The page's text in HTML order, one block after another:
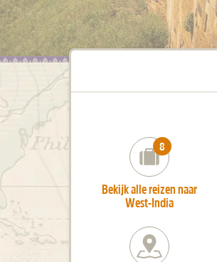
8
Bekijk alle reizen naar
West-India